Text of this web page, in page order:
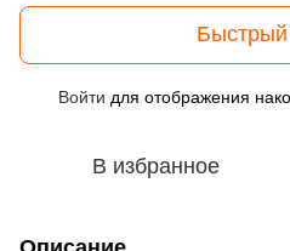
Быстрый
Войти для отображения
В избранное